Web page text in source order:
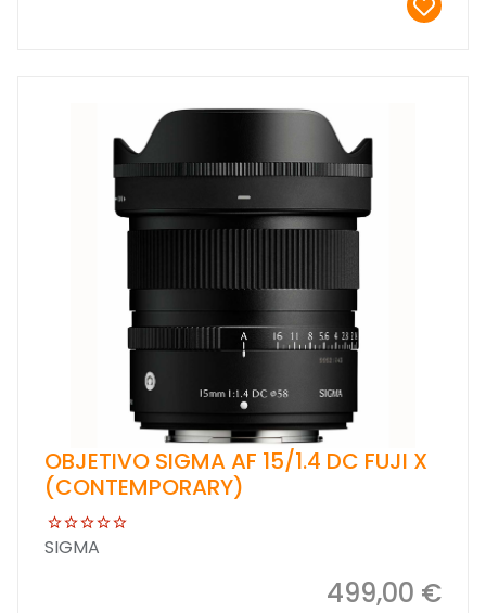
OBJETIVO SIGMA AF 15/1.4 DC FUJI X
(CONTEMPORARY)
SIGMA
499,00 €